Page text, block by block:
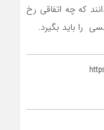
که چه اتفاقی رخ
را باید بگیرد.